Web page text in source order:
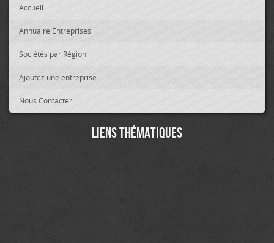
Accueil
Annuaire Entreprises
Sociétés par Région
Ajoutez une entreprise
Nous Contacter
Liens thématiques